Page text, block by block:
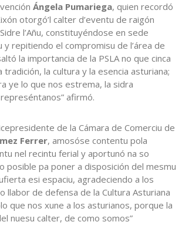
Ángela Pumariega, quien recordó
otorgó’l calter d’eventu de raigón
l’Añu, constituyéndose en sede
repitiendo el compromisu de l’área de
la importancia de la PSLA no que cinca
tradición, la cultura y la esencia asturiana;
ye lo que nos estrema, la sidra
afirmó.
de la Cámara de Comerciu de
Ferrer, amosóse contentu pola
nel recintu ferial y aportunó na so
posible pa poner a disposición del mesmu
esi espaciu, agradeciendo a los
llabor de defensa de la Cultura Asturiana
que nos xune a los asturianos, porque la
nuesu calter, de como somos”